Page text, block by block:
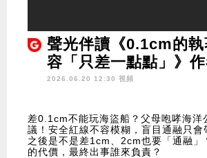
聲光伴讀《0.1cm的
容「只差一點點」》
2026.06.20 12:30 視頻
差0.1cm不能玩海盜船？父母咆哮海洋
議！安全紅線不容模糊，盲目通融只會
之後是不是差1cm、2cm也要「通融」
的代價，最終出事誰來負責？